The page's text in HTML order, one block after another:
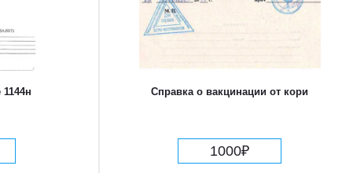
Справка о вакцинации от кори
1000₽